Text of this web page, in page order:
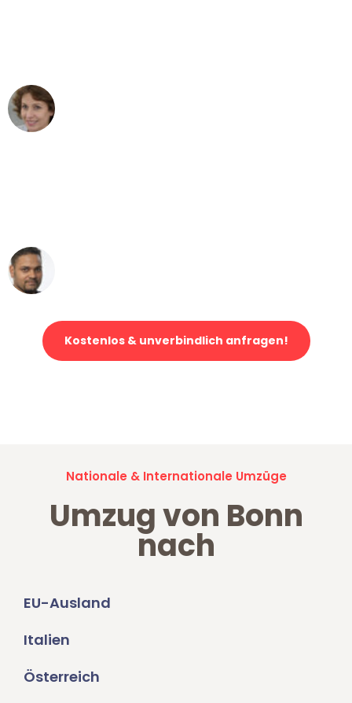
Kostenlos & unverbindlich anfragen!
Nationale & Internationale Umzüge
Umzug von Bonn
nach
EU-Ausland
Italien
Österreich